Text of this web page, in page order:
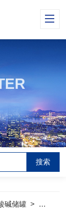
碱储罐 > 污水处